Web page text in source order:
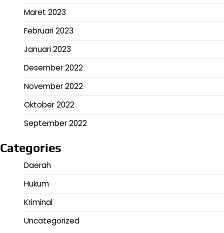
Maret 2023
Februari 2023
Januari 2023
Desember 2022
November 2022
Oktober 2022
September 2022
Categories
Daerah
Hukum
Kriminal
Uncategorized